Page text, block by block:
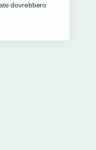
visto oggi.